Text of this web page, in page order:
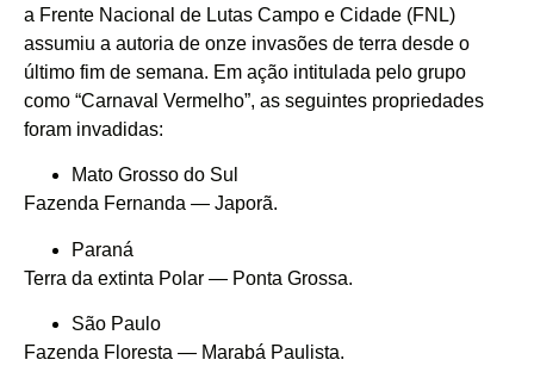
a Frente Nacional de Lutas Campo e Cidade (FNL)
assumiu a autoria de onze invasões de terra desde o
último fim de semana. Em ação intitulada pelo grupo
como “Carnaval Vermelho”, as seguintes propriedades
foram invadidas:
Mato Grosso do Sul
Fazenda Fernanda — Japorã.
Paraná
Terra da extinta Polar — Ponta Grossa.
São Paulo
Fazenda Floresta — Marabá Paulista.